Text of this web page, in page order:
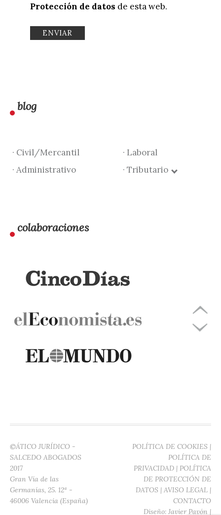
Protección de datos de esta web.
blog
· Civil/Mercantil
· Laboral
· Administrativo
· Tributario
colaboraciones
©ÁTICO JURÍDICO -
SALCEDO ABOGADOS
2017
Gran Vía de las
Germanías, 25. 12ª -
46006 Valencia (España)
POLÍTICA DE COOKIES |
POLÍTICA DE
PRIVACIDAD | POLÍTICA
DE PROTECCIÓN DE
DATOS | AVISO LEGAL |
CONTACTO
Diseño: Javier Pavón |